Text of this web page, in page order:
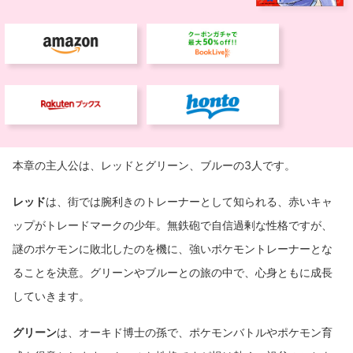
本章の主人公は、レッドとグリーン、ブルーの3人です。
レッドは、街では腕利きのトレーナーとして知られる、赤いキャ
ップがトレードマークの少年。無鉄砲で自信過剰な性格ですが、
謎のポケモンに敗北したのを機に、強いポケモントレーナーとな
ることを決意。グリーンやブルーとの旅の中で、心身ともに成長
していきます。
グリーンは、オーキド博士の孫で、ポケモンバトルやポケモン育